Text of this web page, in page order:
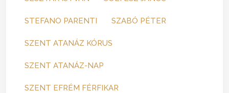
STEFANO PARENTI SZABÓ PÉTER
SZENT ATANÁZ KÓRUS
SZENT ATANÁZ-NAP
SZENT EFRÉM FÉRFIKAR